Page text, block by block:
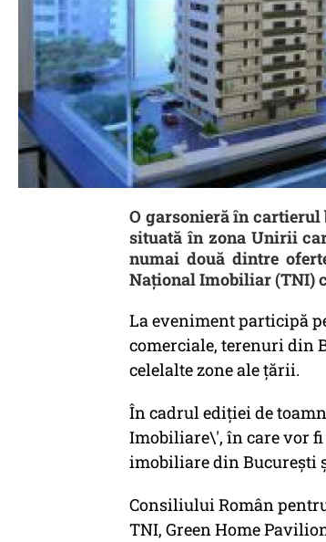
O garsonieră în cartierul
situată în zona Unirii
numai două dintre
Național Imobiliar (TNI)
La eveniment participă
comerciale, terenuri din
celelalte zone ale țării.
În cadrul ediției de
Imobiliare\', în care vor
imobiliare din București
Consiliului Român
TNI, Green Home